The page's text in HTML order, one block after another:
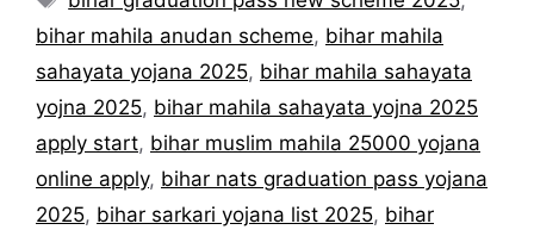
bihar mahila anudan scheme, bihar mahila
sahayata yojana 2025, bihar mahila sahayata
yojna 2025, bihar mahila sahayata yojna 2025
apply start, bihar muslim mahila 25000 yojana
online apply, bihar nats graduation pass yojana
2025, bihar sarkari yojana list 2025, bihar